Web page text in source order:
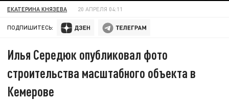
ЕКАТЕРИНА КНЯЗЕВА 20 АПРЕЛЯ 04:11
ПОДПИШИТЕСЬ:
Илья Середюк опубликовал фото
строительства масштабного объекта в
Кемерове